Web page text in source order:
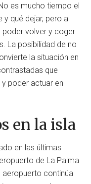
es mucho tiempo el
y qué dejar, pero al
poder volver y coger
La posibilidad de no
la situación en
que
poder actuar en
en la isla
en las últimas
de La Palma
aeropuerto continúa